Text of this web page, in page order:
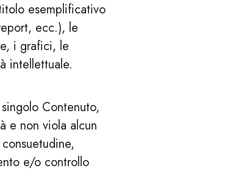
esemplificativo
ecc.), le
i grafici, le
intellettuale.
Contenuto,
e non viola alcun
e/o controllo